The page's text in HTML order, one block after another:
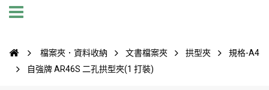
檔案夾．資料收納 文書檔案夾 拱型夾
規格-A4
自強牌 AR46S 二孔拱型夾(1 打裝)